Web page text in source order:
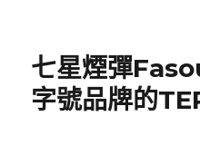
七星煙彈
字號品牌的